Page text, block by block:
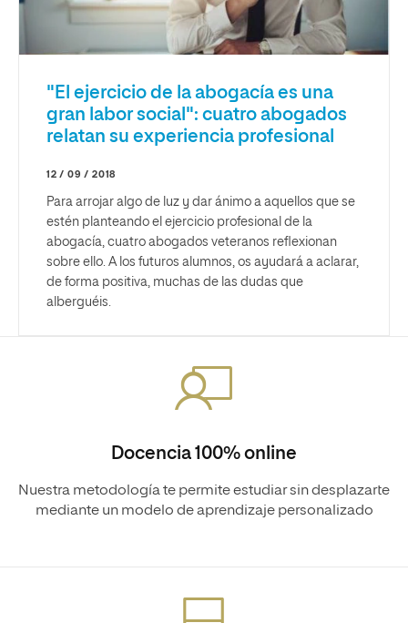
"El ejercicio de la abogacía es una
gran labor social": cuatro abogados
relatan su experiencia profesional
12 / 09 / 2018
Para arrojar algo de luz y dar ánimo a aquellos que se
estén planteando el ejercicio profesional de la
abogacía, cuatro abogados veteranos reflexionan
sobre ello. A los futuros alumnos, os ayudará a aclarar,
de forma positiva, muchas de las dudas que
alberguéis.
Docencia 100% online
Nuestra metodología te permite estudiar sin desplazarte
mediante un modelo de aprendizaje personalizado